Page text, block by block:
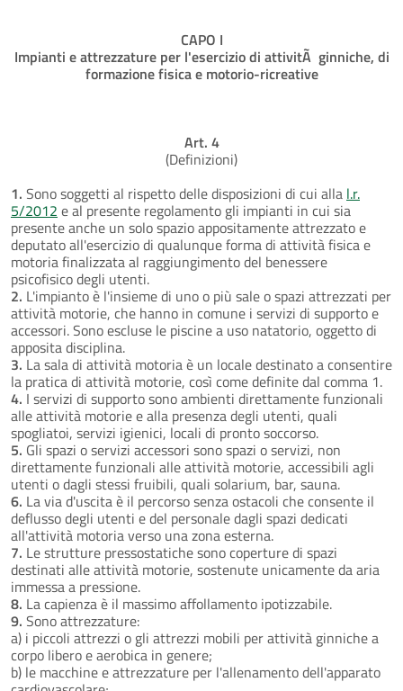
CAPO I
Impianti e attrezzature per l'esercizio di attivitÃ ginniche, di
formazione fisica e motorio-ricreative
Art. 4
(Definizioni)
1. Sono soggetti al rispetto delle disposizioni di cui alla l.r.
5/2012 e al presente regolamento gli impianti in cui sia
presente anche un solo spazio appositamente attrezzato e
deputato all'esercizio di qualunque forma di attività fisica e
motoria finalizzata al raggiungimento del benessere
psicofisico degli utenti.
2. L'impianto è l'insieme di uno o più sale o spazi attrezzati per
attività motorie, che hanno in comune i servizi di supporto e
accessori. Sono escluse le piscine a uso natatorio, oggetto di
apposita disciplina.
3. La sala di attività motoria è un locale destinato a consentire
la pratica di attività motorie, così come definite dal comma 1.
4. I servizi di supporto sono ambienti direttamente funzionali
alle attività motorie e alla presenza degli utenti, quali
spogliatoi, servizi igienici, locali di pronto soccorso.
5. Gli spazi o servizi accessori sono spazi o servizi, non
direttamente funzionali alle attività motorie, accessibili agli
utenti o dagli stessi fruibili, quali solarium, bar, sauna.
6. La via d'uscita è il percorso senza ostacoli che consente il
deflusso degli utenti e del personale dagli spazi dedicati
all'attività motoria verso una zona esterna.
7. Le strutture pressostatiche sono coperture di spazi
destinati alle attività motorie, sostenute unicamente da aria
immessa a pressione.
8. La capienza è il massimo affollamento ipotizzabile.
9. Sono attrezzature:
a) i piccoli attrezzi o gli attrezzi mobili per attività ginniche a
corpo libero e aerobica in genere;
b) le macchine e attrezzature per l'allenamento dell'apparato